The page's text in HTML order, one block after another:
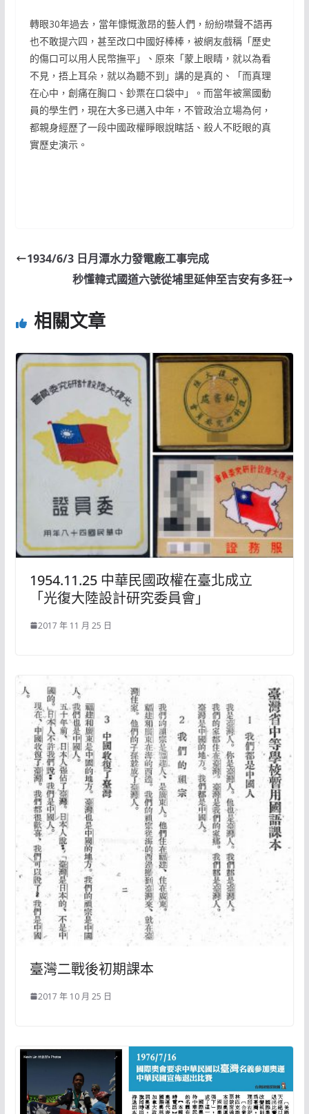
轉眼30年過去，當年慷慨激昂的藝人們，紛紛噤聲不語再
也不敢提六四，甚至改口中國好棒棒，被網友戲稱「歷史
的傷口可以用人民幣撫平」、原來「蒙上眼睛，就以為看
不見，捂上耳朵，就以為聽不到」講的是真的、「而真理
在心中，創痛在胸口、鈔票在口袋中」。而當年被黨國動
員的學生們，現在大多已邁入中年，不管政治立場為何，
都親身經歷了一段中國政權睜眼說瞎話、殺人不眨眼的真
實歷史演示。
1934/6/3 日月潭水力發電廠工事完成
秒懂韓式國道六號從埔里延伸至吉安有多狂
相關文章
1954.11.25 中華民國政權在臺北成立
「光復大陸設計研究委員會」
2017 年 11 月 25 日
臺灣二戰後初期課本
2017 年 10 月 25 日